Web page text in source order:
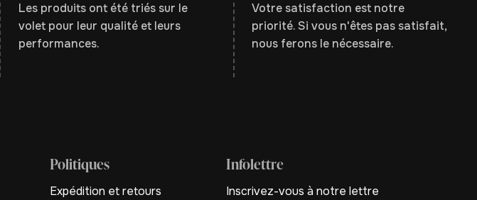
Les produits ont été triés sur le
volet pour leur qualité et leurs
performances.
Votre satisfaction est notre
priorité. Si vous n'êtes pas satisfait,
nous ferons le nécessaire.
Politiques
Expédition et retours
Infolettre
Inscrivez-vous à notre lettre